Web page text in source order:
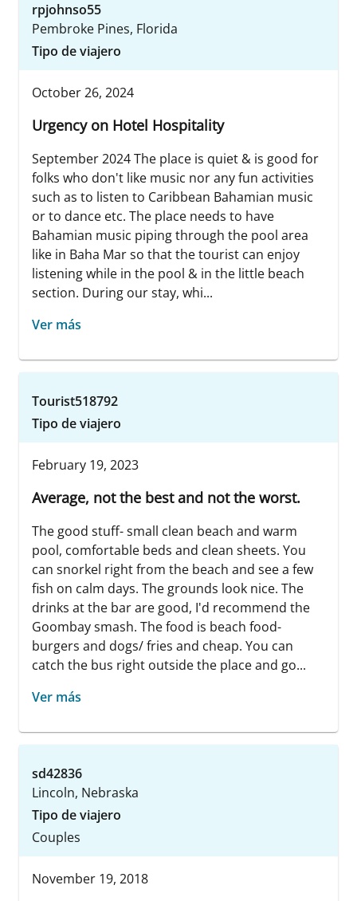
rpjohnso55
Pembroke Pines, Florida
Tipo de viajero
October 26, 2024
Urgency on Hotel Hospitality
September 2024 The place is quiet & is good for
folks who don't like music nor any fun activities
such as to listen to Caribbean Bahamian music
or to dance etc. The place needs to have
Bahamian music piping through the pool area
like in Baha Mar so that the tourist can enjoy
listening while in the pool & in the little beach
section. During our stay, whi...
Ver más
Tourist518792
Tipo de viajero
February 19, 2023
Average, not the best and not the worst.
The good stuff- small clean beach and warm
pool, comfortable beds and clean sheets. You
can snorkel right from the beach and see a few
fish on calm days. The grounds look nice. The
drinks at the bar are good, I'd recommend the
Goombay smash. The food is beach food-
burgers and dogs/ fries and cheap. You can
catch the bus right outside the place and go...
Ver más
sd42836
Lincoln, Nebraska
Tipo de viajero
Couples
November 19, 2018